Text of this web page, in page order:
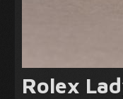
Rolex